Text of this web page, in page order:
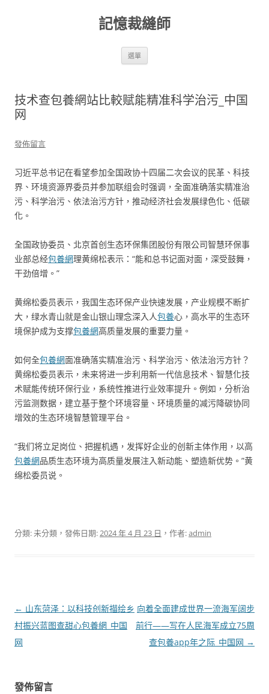
記憶裁縫師
選單
技术查包養網站比較赋能精准科学治污_中国
网
發佈留言
习近平总书记在看望参加全国政协十四届二次会议的民革、科技
界、环境资源界委员并参加联组会时强调，全面准确落实精准治
污、科学治污、依法治污方针，推动经济社会发展绿色化、低碳
化。
全国政协委员、北京首创生态环保集团股份有限公司智慧环保事
业部总经包養網理黄绵松表示：“能和总书记面对面，深受鼓舞，
干劲倍增。”
黄绵松委员表示，我国生态环保产业快速发展，产业规模不断扩
大，绿水青山就是金山银山理念深入人包養心，高水平的生态环
境保护成为支撑包養網高质量发展的重要力量。
如何全包養網面准确落实精准治污、科学治污、依法治污方针？
黄绵松委员表示，未来将进一步利用新一代信息技术、智慧化技
术赋能传统环保行业，系统性推进行业效率提升。例如，分析治
污监测数据，建立基于整个环境容量、环境质量的减污降碳协同
增效的生态环境智慧管理平台。
“我们将立足岗位、把握机遇，发挥好企业的创新主体作用，以高
包養網品质生态环境为高质量发展注入新动能、塑造新优势。”黄
绵松委员说。
分類: 未分類，發佈日期:2024 年 4 月 23 日 ，作者:admin
文
章
導
← 山东菏泽：以科技创新描绘乡
村振兴蓝图查甜心包養網_中国
网
向着全面建成世界一流海军阔步
前行——写在人民海军成立75周
查包養app年之际_中国网 →
發佈留言